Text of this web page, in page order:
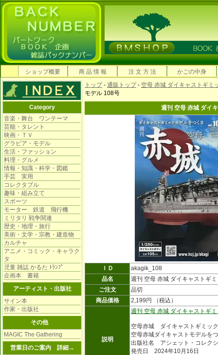
ショップ概要 商 品 情 報 注 文 方 法 かごの中身
Category
音楽・舞台 ワンテーマ
芸能・タレント
映画・ＴＶ
グラビア・モデル
生活・ファッション
料理・グルメ
情報・知識・科学・図鑑
手芸 実用
コレクタブル
趣味・組み立て
スポーツ
モーター 鉄道 飛行機
ミリタリ 戦争関連
歴史・地理・旅行
美術・文学・宗教・建造物
カルチャ
アニメ・コミック・キャラク
タ
児童 雑誌 かるた ﾄﾗﾝﾌﾟ
企画本 書籍
アーティスト・出版社
サイン本
作家・出版社
その他
MAGIC The Gathering
営業日のご案内 詳細→
トップ- 通販トップ- 空母 赤城 ダイキャストギミ
モデル 108号
週刊 空母 赤城 ダイ
ＩＤ
akagik_108
品名
週刊 空母 赤城 ダイキャストギ
ご注文
品切
商品価格
2,199円 （税込）
説明
週刊 空母 赤城 ダイキャストギ
空母赤城 ダイキャストギミッ
空母赤城ダイキャストモデルを
出版社名 アシェット・コレク
発売日 2024年10月16日